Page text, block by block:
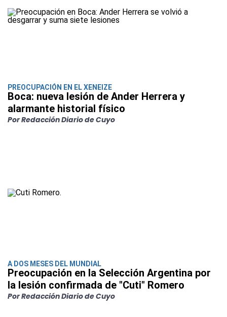
PREOCUPACIÓN EN EL XENEIZE
Boca: nueva lesión de Ander Herrera y
alarmante historial físico
Por Redacción Diario de Cuyo
A DOS MESES DEL MUNDIAL
Preocupación en la Selección Argentina por
la lesión confirmada de "Cuti" Romero
Por Redacción Diario de Cuyo